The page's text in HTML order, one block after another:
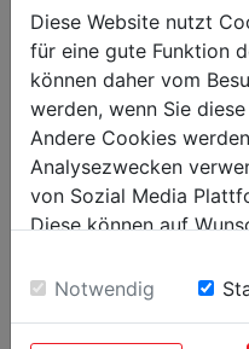
MULTI WELDING
Diese Website nutzt
für eine gute Funktion
können daher vom
werden, wenn Sie
Andere Cookies
Analysezwecken
von Sozial Media
Diese können auf
Einwilligung zu unseren
Notwendig